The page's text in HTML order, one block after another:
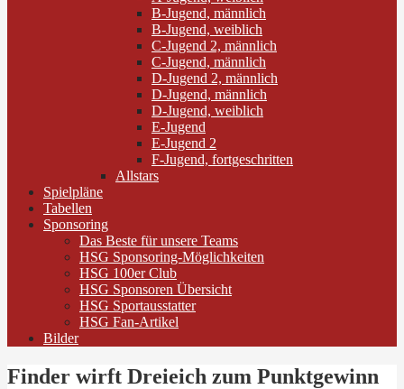
B-Jugend, männlich
B-Jugend, weiblich
C-Jugend 2, männlich
C-Jugend, männlich
D-Jugend 2, männlich
D-Jugend, männlich
D-Jugend, weiblich
E-Jugend
E-Jugend 2
F-Jugend, fortgeschritten
Allstars
Spielpläne
Tabellen
Sponsoring
Das Beste für unsere Teams
HSG Sponsoring-Möglichkeiten
HSG 100er Club
HSG Sponsoren Übersicht
HSG Sportausstatter
HSG Fan-Artikel
Bilder
Finder wirft Dreieich zum Punktgewinn